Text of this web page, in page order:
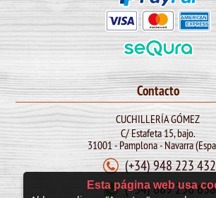
Contacto
CUCHILLERÍA GÓMEZ
C/ Estafeta 15, bajo.
31001 - Pamplona - Navarra
(+34) 948 223 432
(+34) 689 256 638
Esta página web usa